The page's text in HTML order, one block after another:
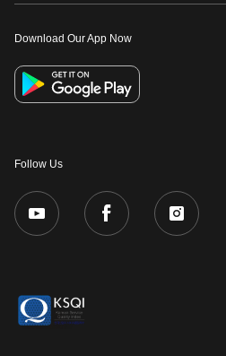
Download Our App Now
Follow Us